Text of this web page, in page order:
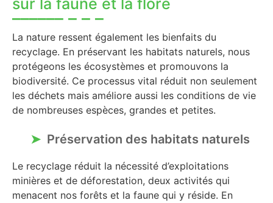
La nature ressent également les bienfaits du
recyclage. En préservant les habitats naturels, nous
protégeons les écosystèmes et promouvons la
biodiversité. Ce processus vital réduit non seulement
les déchets mais améliore aussi les conditions de vie
de nombreuses espèces, grandes et petites.
Préservation des habitats naturels
Le recyclage réduit la nécessité d’exploitations
minières et de déforestation, deux activités qui
menacent nos forêts et la faune qui y réside. En